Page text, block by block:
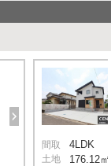
間取 4LDK
土地 176.12㎡